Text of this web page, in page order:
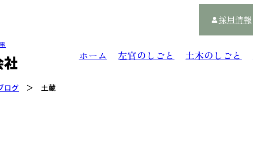
採用情報
ホーム 左官のしごと 土木のしごと
ログ 土蔵